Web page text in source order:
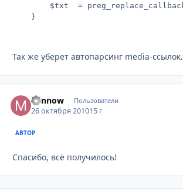
Так же уберет автопарсинг media-ссылок.
Minnow Пользователи
26 октября 201015 г
АВТОР
Спасибо, всё получилось!